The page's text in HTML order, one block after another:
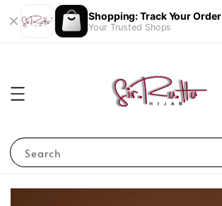
Shopping: Track Your Order
Your Trusted Shops
Search